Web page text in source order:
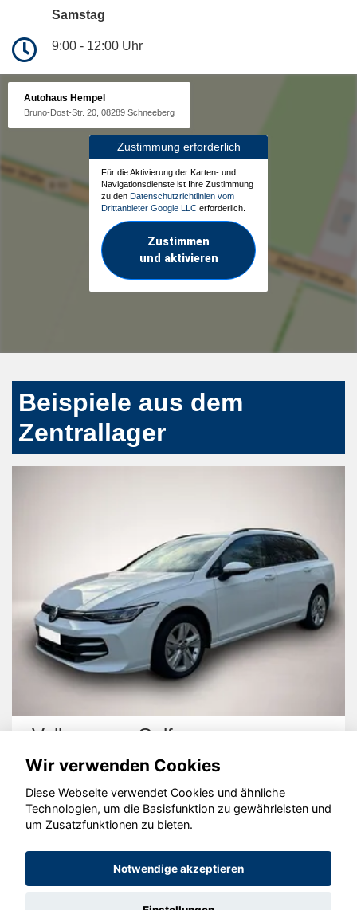
Samstag
9:00 - 12:00 Uhr
Autohaus Hempel
Bruno-Dost-Str. 20, 08289 Schneeberg
Zustimmung erforderlich
Für die Aktivierung der Karten- und
Navigationsdienste ist Ihre Zustimmung
zu den Datenschutzrichtlinien vom
Drittanbieter Google LLC erforderlich.
Zustimmen
und aktivieren
Beispiele aus dem
Zentrallager
Volkswagen Golf
© konjunkturmotor.de GmbH 2020 - 2026
Wir verwenden Cookies
Diese Webseite verwendet Cookies und ähnliche
Technologien, um die Basisfunktion zu gewährleisten und
um Zusatzfunktionen zu bieten.
Notwendige akzeptieren